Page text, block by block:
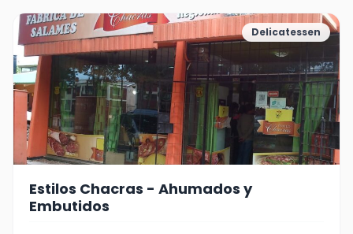
Delicatessen
Estilos Chacras - Ahumados y
Embutidos